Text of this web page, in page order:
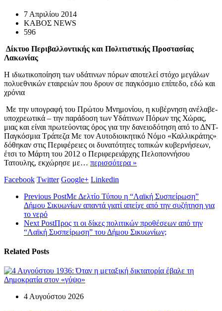
7 Απριλίου 2014
ΚΑΒΟΣ NEWS
596
Δίκτυο Περιβαλλοντικής και Πολιτιστικής Προστασίας
Λακωνίας
Η ιδιωτικοποίηση των υδάτινων πόρων αποτελεί στόχο μεγάλων
πολυεθνικών εταιρειών που δρουν σε παγκόσμιο επίπεδο, εδώ και
χρόνια
Με την υπογραφή του Πρώτου Μνημονίου, η κυβέρνηση ανέλαβε-
υποχρεωτικά – την παράδοση των Υδάτινων Πόρων της Χώρας,
μιας και είναι πρωτεύοντας όρος για την δανειοδότηση από το ΔΝΤ-
Παγκόσμια Τράπεζα Με τον Αυτοδιοικητικό Νόμο «Καλλικράτης»
δόθηκαν στις Περιφέρειες οι δυνατότητες τοπικών κυβερνήσεων,
έτσι το Μάρτη του 2012 ο Περιφερειάρχης Πελοποννήσου
Τατουλης, εκχώρησε με… περισσότερα »
Facebook Twitter Google+ Linkedin
Previous PostΜε Δελτίο Τύπου η “Λαϊκή Συσπείρωση”
Δήμου Σικυωνίων απαντά γιατί απείχε από την συζήτηση για
το νερό
Next PostΠρος τι οι δίκες πολιτικών προθέσεων από την
“Λαϊκή Συσπείρωση” του Δήμου Σικυωνίων;
Related Posts
4 Αυγούστου 2026